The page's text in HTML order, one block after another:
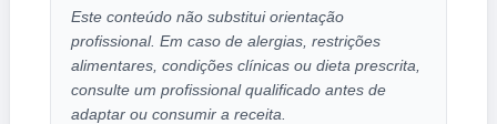
Este conteúdo não substitui orientação
profissional. Em caso de alergias, restrições
alimentares, condições clínicas ou dieta prescrita,
consulte um profissional qualificado antes de
adaptar ou consumir a receita.